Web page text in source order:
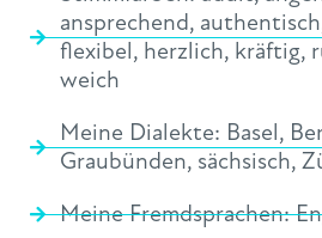
ansprechend, authentisch
flexibel, herzlich, kräftig,
weich
Meine Dialekte: Basel,
Graubünden, sächsisch,
Meine Fremdsprachen: